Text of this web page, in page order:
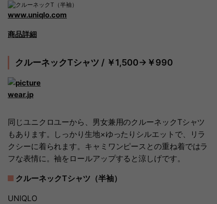
www.uniqlo.com
商品詳細
クルーネックTシャツ / ￥1,500→￥990
wear.jp
同じユニクロユーから、男女兼用のクルーネックTシャツ
もあります。しっかり生地×ゆったりシルエットで、リラ
クシーに着られます。キャミワンピースとの重ね着ではラ
フな表情に。袖をロールアップすると涼しげです。
クルーネックTシャツ（半袖）
UNIQLO